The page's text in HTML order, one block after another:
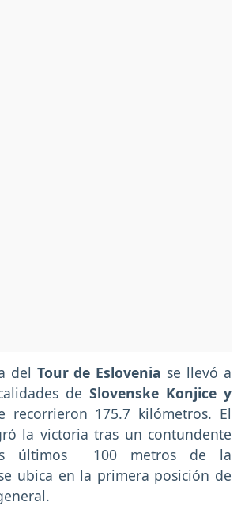
del Tour de Eslovenia se llevó a
de Slovenske Konjice y
recorrieron 175.7 kilómetros. El
la victoria tras un contundente
últimos 100 metros de la
ubica en la primera posición de